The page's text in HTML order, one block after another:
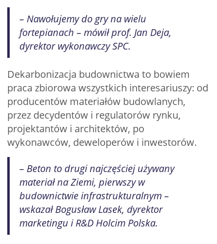
– Nawołujemy do gry na wielu
fortepianach – mówił prof. Jan Deja,
dyrektor wykonawczy SPC.
Dekarbonizacja budownictwa to bowiem
praca zbiorowa wszystkich interesariuszy: od
producentów materiałów budowlanych,
przez decydentów i regulatorów rynku,
projektantów i architektów, po
wykonawców, deweloperów i inwestorów.
– Beton to drugi najczęściej używany
materiał na Ziemi, pierwszy w
budownictwie infrastrukturalnym –
wskazał Bogusław Lasek, dyrektor
marketingu i R&D Holcim Polska.